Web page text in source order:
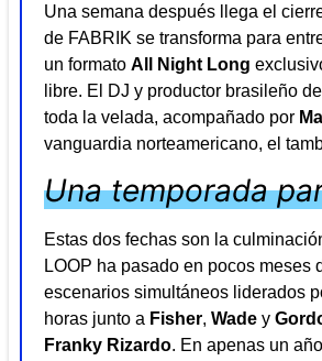
Una semana después llega el
de FABRIK se transforma para
un formato All Night Long
libre. El DJ y productor brasileño
toda la velada, acompañado por
vanguardia norteamericano, el
Una temporada
Estas dos fechas son la
LOOP ha pasado en pocos
escenarios simultáneos liderados
horas junto a Fisher, Wade y
Franky Rizardo. En apenas un